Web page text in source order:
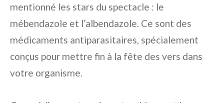
mentionné les stars du spectacle : le
mébendazole et l’albendazole. Ce sont des
médicaments antiparasitaires, spécialement
conçus pour mettre fin à la fête des vers dans
votre organisme.